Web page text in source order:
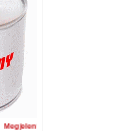
Megjelent A Szabadság legújabb